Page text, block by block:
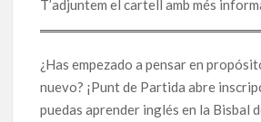
T’adjuntem el cartell amb més
¿Has empezado a pensar en
nuevo? ¡Punt de Partida abre
puedas aprender inglés en la Bisbal